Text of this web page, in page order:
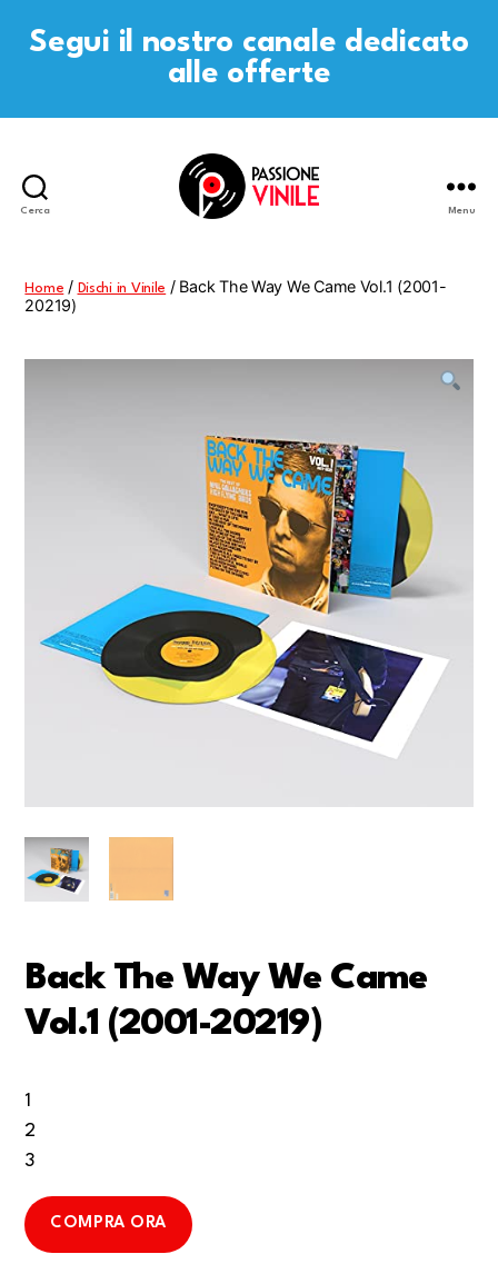
Segui il nostro canale dedicato
alle offerte
Cerca Menu
Home / Dischi in Vinile / Back The Way We Came Vol.1 (2001-
20219)
Back The Way We Came
Vol.1 (2001-20219)
1
2
3
COMPRA ORA